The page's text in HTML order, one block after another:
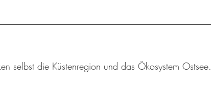
selbst die Küstenregion und das Ökosystem Ostsee.